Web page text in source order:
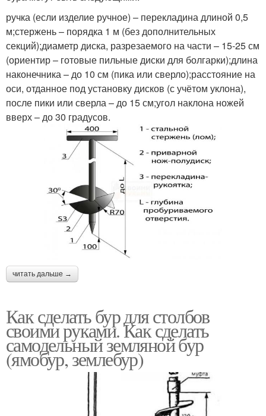
ручка (если изделие ручное) – перекладина длиной 0,5
м;стержень – порядка 1 м (без дополнительных
секций);диаметр диска, разрезаемого на части – 15-25 см
(ориентир – готовые пильные диски для болгарки);длина
наконечника – до 10 см (пика или сверло);расстояние на
оси, отданное под установку дисков (с учётом уклона),
после пики или сверла – до 15 см;угол наклона ножей
вверх – до 30 градусов.
читать дальше →
Как сделать бур для столбов
своими руками. Как сделать
самодельный земляной бур
(ямобур, землебур)